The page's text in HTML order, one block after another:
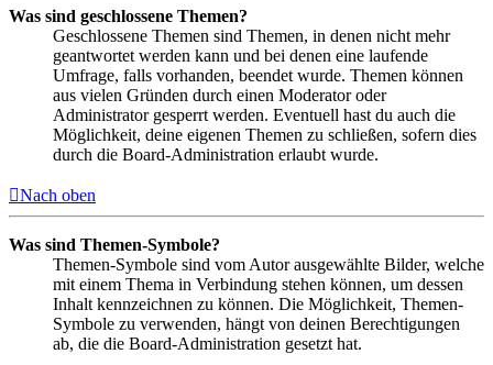
Was sind geschlossene Themen?
Geschlossene Themen sind Themen, in denen nicht mehr
geantwortet werden kann und bei denen eine laufende
Umfrage, falls vorhanden, beendet wurde. Themen können
aus vielen Gründen durch einen Moderator oder
Administrator gesperrt werden. Eventuell hast du auch die
Möglichkeit, deine eigenen Themen zu schließen, sofern dies
durch die Board-Administration erlaubt wurde.
Nach oben
Was sind Themen-Symbole?
Themen-Symbole sind vom Autor ausgewählte Bilder, welche
mit einem Thema in Verbindung stehen können, um dessen
Inhalt kennzeichnen zu können. Die Möglichkeit, Themen-
Symbole zu verwenden, hängt von deinen Berechtigungen
ab, die die Board-Administration gesetzt hat.